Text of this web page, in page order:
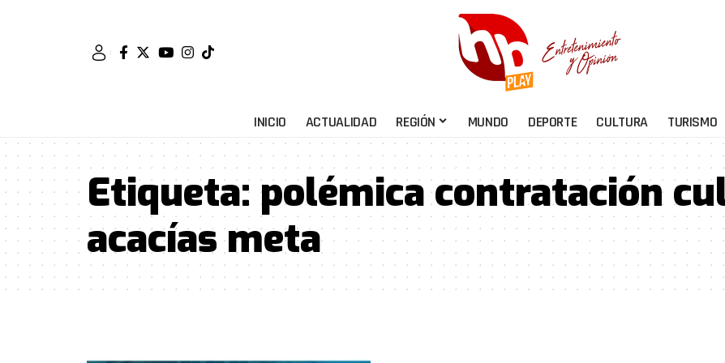
INICIO ACTUALIDAD REGIÓN MUNDO DEPORTE CULTURA TURISMO
Etiqueta: polémica contratación
acacías meta